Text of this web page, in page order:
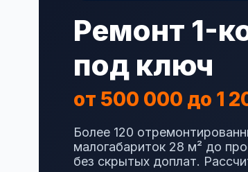
Ремонт 1-
под ключ
от 500 000 до 1
Более 120
малогабариток 28 м² до
без скрытых доплат.